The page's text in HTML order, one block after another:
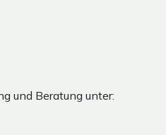
und Beratung unter: